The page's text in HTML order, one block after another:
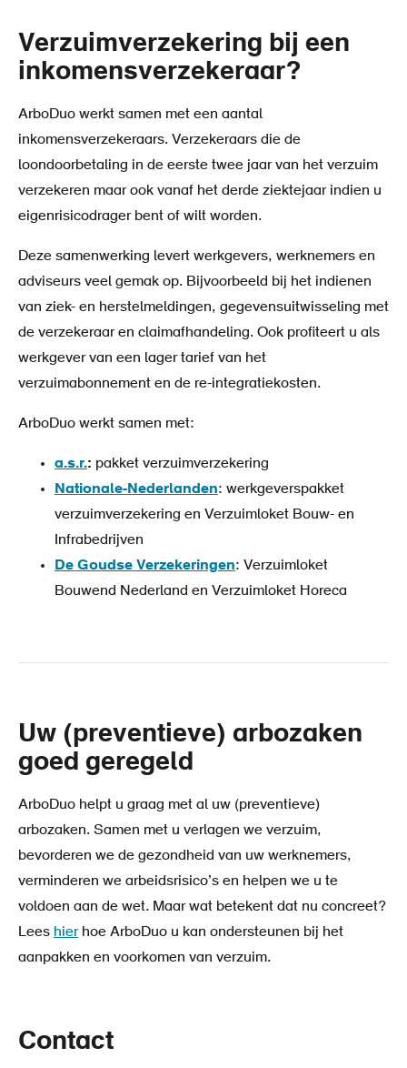
Verzuimverzekering bij een
inkomensverzekeraar?
ArboDuo werkt samen met een aantal
inkomensverzekeraars. Verzekeraars die de
loondoorbetaling in de eerste twee jaar van het verzuim
verzekeren maar ook vanaf het derde ziektejaar indien u
eigenrisicodrager bent of wilt worden.
Deze samenwerking levert werkgevers, werknemers en
adviseurs veel gemak op. Bijvoorbeeld bij het indienen
van ziek- en herstelmeldingen, gegevensuitwisseling met
de verzekeraar en claimafhandeling. Ook profiteert u als
werkgever van een lager tarief van het
verzuimabonnement en de re-integratiekosten.
ArboDuo werkt samen met:
a.s.r.: pakket verzuimverzekering
Nationale-Nederlanden: werkgeverspakket
verzuimverzekering en Verzuimloket Bouw- en
Infrabedrijven
De Goudse Verzekeringen: Verzuimloket
Bouwend Nederland en Verzuimloket Horeca
Uw (preventieve) arbozaken
goed geregeld
ArboDuo helpt u graag met al uw (preventieve)
arbozaken. Samen met u verlagen we verzuim,
bevorderen we de gezondheid van uw werknemers,
verminderen we arbeidsrisico’s en helpen we u te
voldoen aan de wet. Maar wat betekent dat nu concreet?
Lees hierhoe ArboDuo u kan ondersteunen bij het
aanpakken en voorkomen van verzuim.
Contact